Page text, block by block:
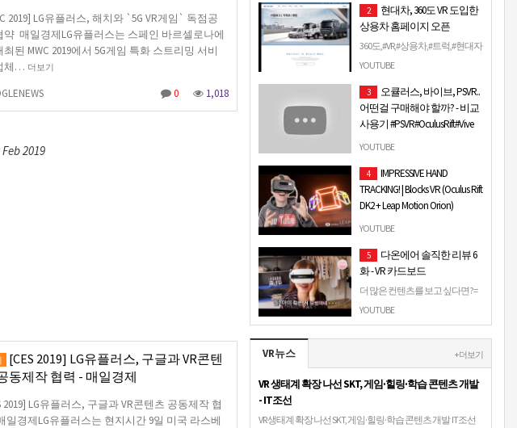
2019] LG유플러스, 해치와 `5G VR게임` 독점공
약 매일경제LG유플러스는 스페인 바르셀로나에
최된 MWC 2019에서 5G게임 특화 스트리밍 서비
체… 더보기
0 1,018
2019
[CES 2019] LG유플러스, 구글과 VR콘텐
동제작 협력 - 매일경제
2019] LG유플러스, 구글과 VR콘텐츠 공동제작 협
일경제LG유플러스는 현지시간 9일 미국 라스베
▻▻ http://goo.gl/Cl12A ○ Mis
Camisetas y Po…
2
현대차, 360도 VR 도입한
상용차 홈페이지 오픈
360도,#VR,#상용차,#트럭,#현대자
동차,#현대차,#홈페이지 현대차,
오픈 현대자동차는 상용차 전용
홈페이지를 개설하...
YOUTUBE
3
오큘러스, 바이브, PSVR..
어떤걸 구매해야 할까? - 비교
사용기 #PSVR#OculusRift#Vive
안녕하세요, 김우산입니다. 이번
스, 바이브, PSVR 3가지를 사용해
보고 써보는 사용기 입니다. 저는
오큘러스가 제일...
YOUTUBE
4
IMPRESSIVE HAND
TRACKING! | Blocks VR (Oculus Rift
DK2 + Leap Motion Orion)
I am trying out Leap Motion's new
Oculus Rift. It's was a blast! Orion
introduces faster…
YOUTUBE
5
다온에어 솔직한 리뷰 6
화 - VR 카드보드
더 많은 컨텐츠를 보고 싶다면? =
http://www.brotherstv.net/
YOUTUBE
VR뉴스 + 더보기
VR 생태계 확장 나선 SKT, 게임·힐링·학습 콘텐츠 개발
- IT조선
VR 생태계 확장 나선 SKT, 게임·힐링·학습 콘텐츠 개발 IT조선